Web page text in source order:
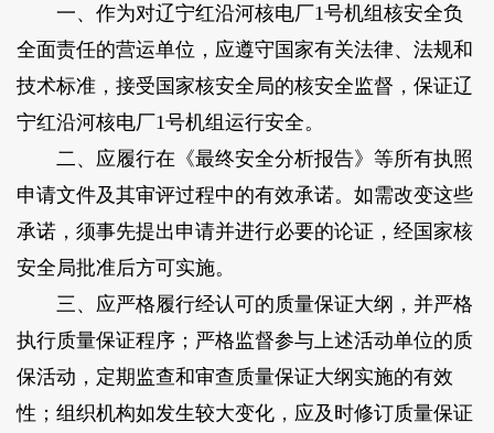
一、作为对辽宁红沿河核电厂1号机组核安全负
全面责任的营运单位，应遵守国家有关法律、法规和
技术标准，接受国家核安全局的核安全监督，保证辽
宁红沿河核电厂1号机组运行安全。
二、应履行在《最终安全分析报告》等所有执照
申请文件及其审评过程中的有效承诺。如需改变这些
承诺，须事先提出申请并进行必要的论证，经国家核
安全局批准后方可实施。
三、应严格履行经认可的质量保证大纲，并严格
执行质量保证程序；严格监督参与上述活动单位的质
保活动，定期监查和审查质量保证大纲实施的有效
性；组织机构如发生较大变化，应及时修订质量保证